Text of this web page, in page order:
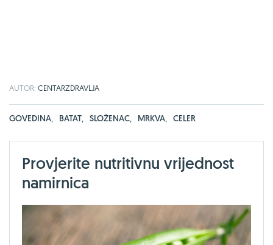
AUTOR: CENTARZDRAVLJA
GOVEDINA, BATAT, SLOŽENAC, MRKVA, CELER
Provjerite nutritivnu vrijednost
namirnica